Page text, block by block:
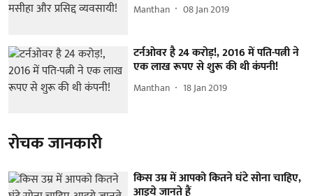
Manthan 08 Jan 2019
टर्नओवर है 24 करोड़!, 2016 में पति-पत्नी ने
एक लाख रूपए से शुरू की थी कंपनी!
Manthan 18 Jan 2019
रोचक जानकारी
किस उम्र में आपको कितने घंटे सोना चाहिए,
आइये जानते हैं